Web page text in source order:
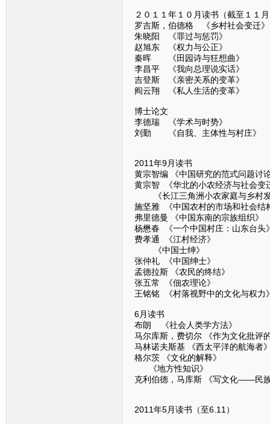
２０１１年１０月读书（截至１１
罗吉斯，伯德格 《乡村社会变迁》
朱晓阳 《罪过与惩罚》
赵旭东 《权力与公正》
秦晖 《田园诗与狂想曲》
李昌平 《我向总理说实话》
吉登斯 《亲密关系的变革》
阎云翔 《私人生活的变革》
博士论文
李德瑞 《学术与时势》
刘勤 《自我、主体性与村庄》
2011年9月读书
黄宗智编 《中国研究的范式问题讨
黄宗智 《华北的小农经济与社会变
《长江三角洲小农家庭与乡村
施坚雅 《中国农村的市场和社会结
弗里德曼 《中国东南的宗族组织》
杨懋春 《一个中国村庄：山东台头
费孝通 《江村经济》
《中国士绅》
张仲礼 《中国绅士》
孟德拉斯 《农民的终结》
张五常 《佃农理论》
王铭铭 《村落视野中的文化与权力
6月读书
布朗 《社会人类学方法》
马尔库斯，费切尔 《作为文化批
马林诺夫斯基 《西太平洋的航海者
格尔茨 《文化的解释》
《地方性知识》
克利伯德，马库斯 《写文化——民
2011年5月读书（至6.11）